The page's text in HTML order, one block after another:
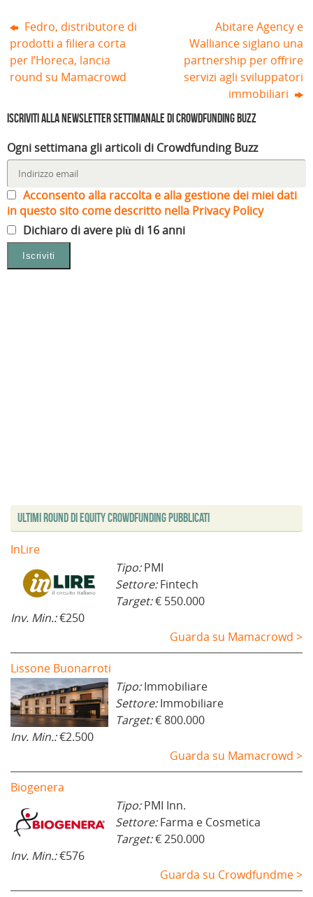
a
)
Fedro, distributore di
prodotti a filiera corta
per l’Horeca, lancia
round su Mamacrowd
Abitare Agency e
Walliance siglano una
partnership per offrire
servizi agli sviluppatori
immobiliari
Iscriviti alla Newsletter settimanale di Crowdfunding Buzz
Ogni settimana gli articoli di Crowdfunding Buzz
Acconsento alla raccolta e alla gestione dei miei dati
in questo sito come descritto nella Privacy Policy
Dichiaro di avere più di 16 anni
Ultimi Round di Equity Crowdfunding Pubblicati
InLire
Tipo:PMI
Settore:Fintech
Target:€ 550.000
Inv. Min.:€250
Guarda su Mamacrowd >
Lissone Buonarroti
Tipo:Immobiliare
Settore:Immobiliare
Target:€ 800.000
Inv. Min.:€2.500
Guarda su Mamacrowd >
Biogenera
Tipo:PMI Inn.
Settore:Farma e Cosmetica
Target:€ 250.000
Inv. Min.:€576
Guarda su Crowdfundme >